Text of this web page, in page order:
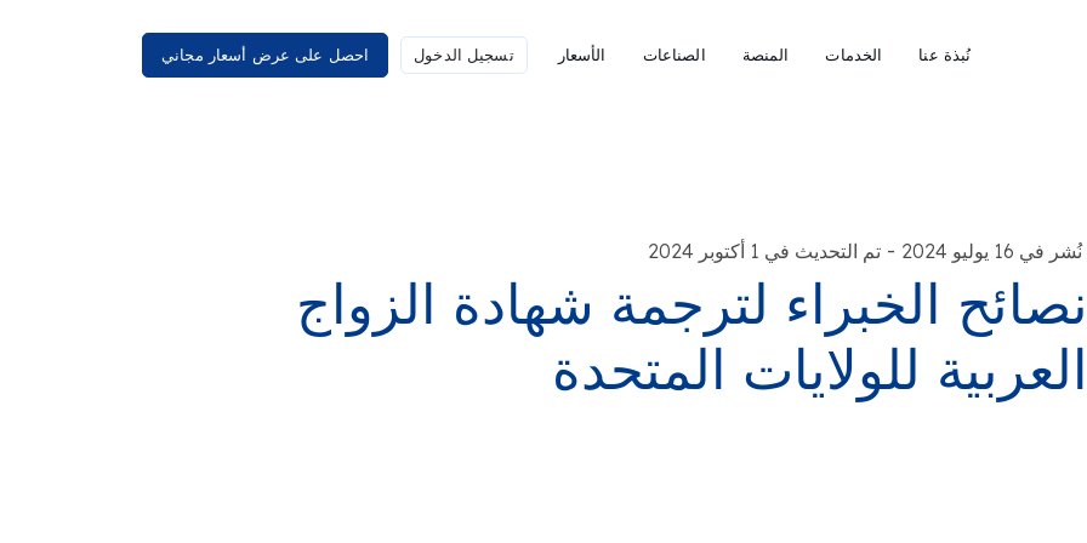
نُبذة عنا الخدمات المنصة الصناعات الأسعار تسجيل الدخول احصل على عرض أسعار مجاني
نُشر في 16 يوليو 2024 - تم التحديث في 1 أكتوبر 2024
نصائح الخبراء لترجمة شهادة الزواج
العربية للولايات المتحدة